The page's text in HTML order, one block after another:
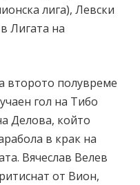
лига), Левски
Лигата на
второто полувреме
гол на Тибо
Делова, който
в крак на
Вячеслав Велев
от Вион,